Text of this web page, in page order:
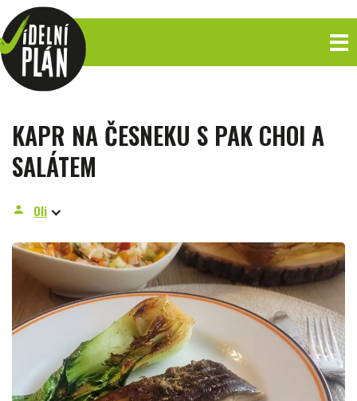
KAPR NA ČESNEKU S PAK CHOI A
SALÁTEM
person Oli